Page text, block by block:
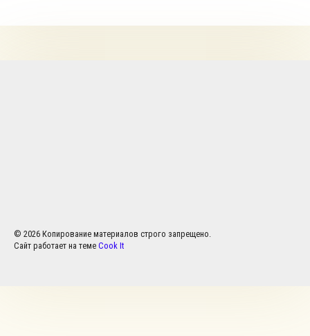
© 2026 Копирование материалов строго запрещено.
Сайт работает на теме Cook It